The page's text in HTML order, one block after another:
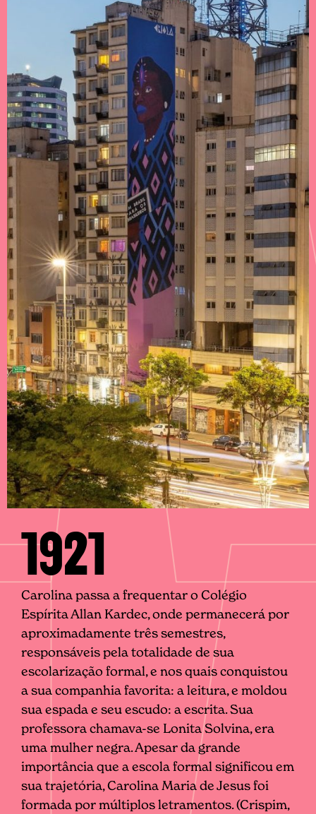
1921
Carolina passa a frequentar o Colégio
Espírita Allan Kardec, onde permanecerá por
aproximadamente três semestres,
responsáveis pela totalidade de sua
escolarização formal, e nos quais conquistou
a sua companhia favorita: a leitura, e moldou
sua espada e seu escudo: a escrita. Sua
professora chamava-se Lonita Solvina, era
uma mulher negra. Apesar da grande
importância que a escola formal significou em
sua trajetória, Carolina Maria de Jesus foi
formada por múltiplos letramentos. (Crispim,